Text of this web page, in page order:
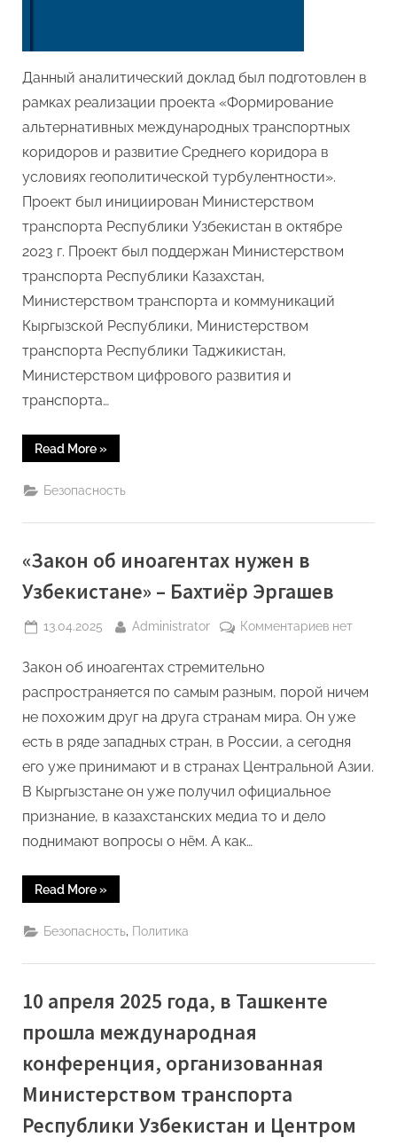
Данный аналитический доклад был подготовлен в
рамках реализации проекта «Формирование
альтернативных международных транспортных
коридоров и развитие Среднего коридора в
условиях геополитической турбулентности».
Проект был инициирован Министерством
транспорта Республики Узбекистан в октябре
2023 г. Проект был поддержан Министерством
транспорта Республики Казахстан,
Министерством транспорта и коммуникаций
Кыргызской Республики, Министерством
транспорта Республики Таджикистан,
Министерством цифрового развития и
транспорта…
Read More“В
июле
года
опубликован
«Перспективы
взгляд
из
Центральной
Азии
Азербайджана».”
»
Безопасность
«Закон об иноагентах нужен в
Узбекистане» – Бахтиёр Эргашев
Posted
13.04.2025 By
Administrator Комментариевк
об
нужен
в
–
нет
Закон об иноагентах стремительно
распространяется по самым разным, порой ничем
не похожим друг на друга странам мира. Он уже
есть в ряде западных стран, в России, а сегодня
его уже принимают и в странах Центральной Азии.
В Кыргызстане он уже получил официальное
признание, в казахстанских медиа то и дело
поднимают вопросы о нём. А как…
Read More“«Закон
об
нужен
в
–
»
Безопасность, Политика
10 апреля 2025 года, в Ташкенте
прошла международная
конференция, организованная
Министерством транспорта
Республики Узбекистан и Центром